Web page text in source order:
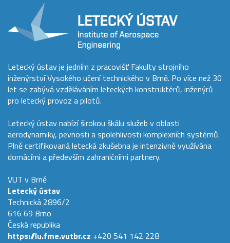
Letecký ústav je jedním z pracovišť Fakulty strojního
inženýrství Vysokého učení technického v Brně. Po více než 30
let se zabývá vzděláváním leteckých konstruktérů, inženýrů
pro letecký provoz a pilotů.
Letecký ústav nabízí širokou škálu služeb v oblasti
aerodynamiky, pevnosti a spolehlivosti komplexních systémů.
Plně certifikovaná letecká zkušebna je intenzivně využívána
domácími a především zahraničními partnery.
VUT v Brně
Letecký ústav
Technická 2896/2
616 69 Brno
Česká republika
https://lu.fme.vutbr.cz +420 541 142 228